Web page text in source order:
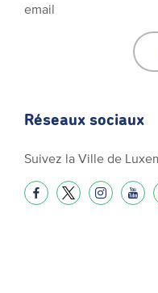
email
Réseaux sociaux
Suivez la Ville de